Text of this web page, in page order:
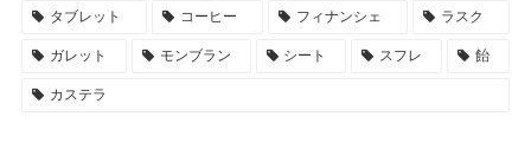
タブレット コーヒー フィナンシェ ラスク
ガレット モンブラン シート スフレ 飴
カステラ